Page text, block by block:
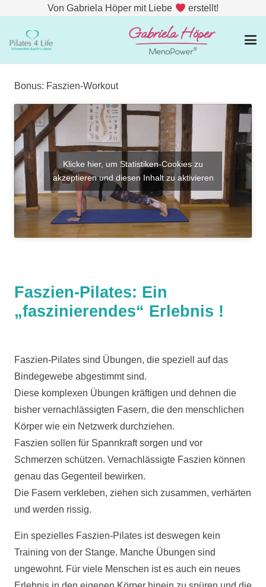
Von Gabriela Höper mit Liebe erstellt!
Bonus: Faszien-Workout
Klicke hier, um Statistiken-Cookies zu
akzeptieren und diesen Inhalt zu aktivieren
Faszien-Pilates: Ein
„faszinierendes“ Erlebnis !
Faszien-Pilates sind Übungen, die speziell auf das
Bindegewebe abgestimmt sind.
Diese komplexen Übungen kräftigen und dehnen die
bisher vernachlässigten Fasern, die den menschlichen
Körper wie ein Netzwerk durchziehen.
Faszien sollen für Spannkraft sorgen und vor
Schmerzen schützen. Vernachlässigte Faszien können
genau das Gegenteil bewirken.
Die Fasern verkleben, ziehen sich zusammen, verhärten
und werden rissig.
Ein spezielles Faszien-Pilates ist deswegen kein
Training von der Stange. Manche Übungen sind
ungewohnt. Für viele Menschen ist es auch ein neues